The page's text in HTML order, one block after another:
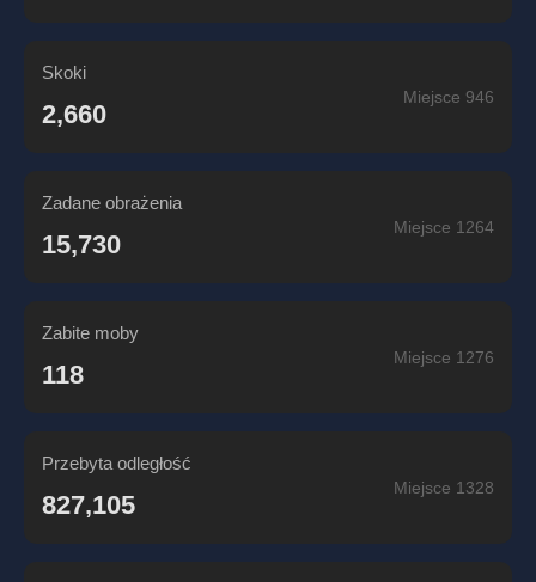
Skoki
2,660
Miejsce 946
Zadane obrażenia
15,730
Miejsce 1264
Zabite moby
118
Miejsce 1276
Przebyta odległość
827,105
Miejsce 1328